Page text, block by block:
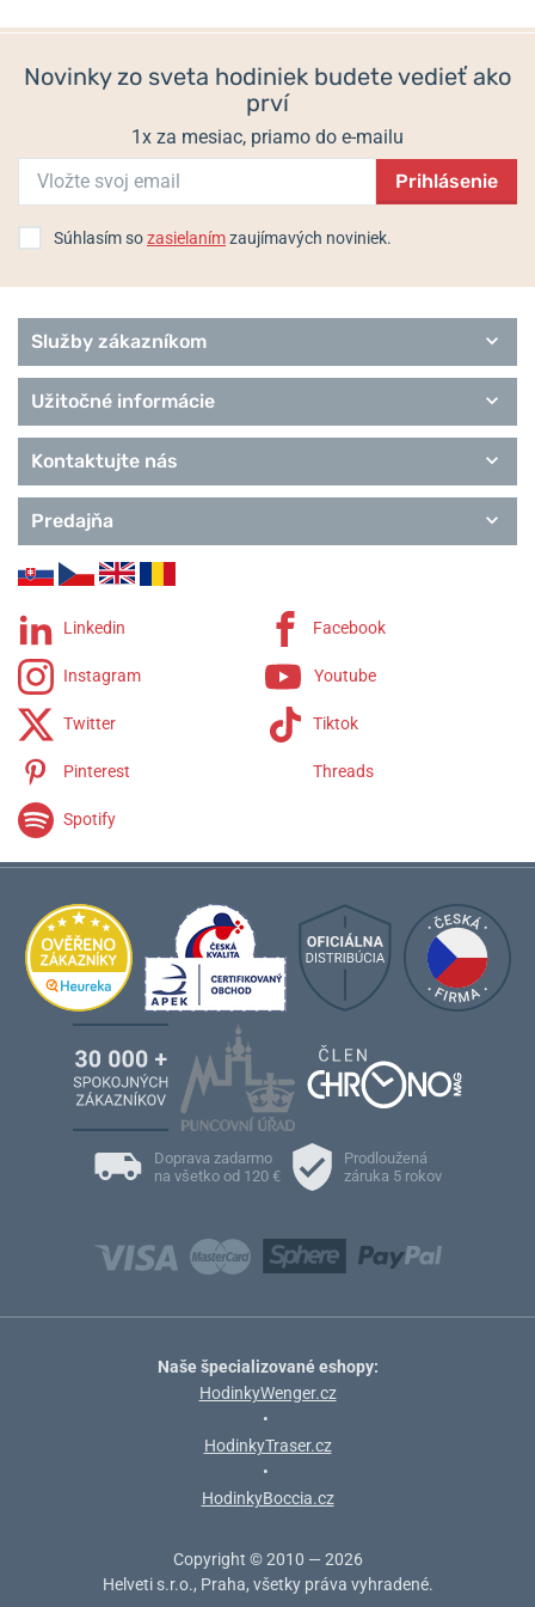
Style
Trend
Novinky zo sveta hodiniek budete vedieť ako
prví
1x za mesiac, priamo do e-mailu
Prihlásenie
Súhlasím sozasielanímzaujímavých noviniek.
Služby zákazníkom
Užitočné informácie
Kontaktujte nás
Predajňa
Linkedin Facebook
Instagram Youtube
Twitter Tiktok
Pinterest Threads
Spotify
Doprava zadarmo
na všetko od 120 €
Prodloužená
záruka 5 rokov
Naše špecializované eshopy:
HodinkyWenger.cz
•
HodinkyTraser.cz
•
HodinkyBoccia.cz
Copyright © 2010 — 2026
Helveti s.r.o., Praha, všetky práva vyhradené.